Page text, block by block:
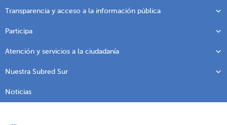
Transparencia y acceso a la información pública
Participa
Atención y servicios a la ciudadanía
Nuestra Subred Sur
Noticias